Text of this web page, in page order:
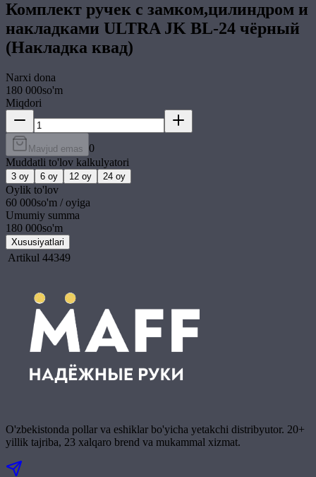
Комплект ручек с замком,цилиндром и
накладками ULTRA JK BL-24 чёрный
(Накладка квад)
Narxi dona
180 000so'm
Miqdori
Mavjud emas 0
Muddatli to'lov kalkulyatori
3 oy 6 oy 12 oy 24 oy
Oylik to'lov
60 000so'm / oyiga
Umumiy summa
180 000so'm
Xususiyatlari
Artikul 44349
O'zbekistonda pollar va eshiklar bo'yicha yetakchi distribyutor. 20+
yillik tajriba, 23 xalqaro brend va mukammal xizmat.